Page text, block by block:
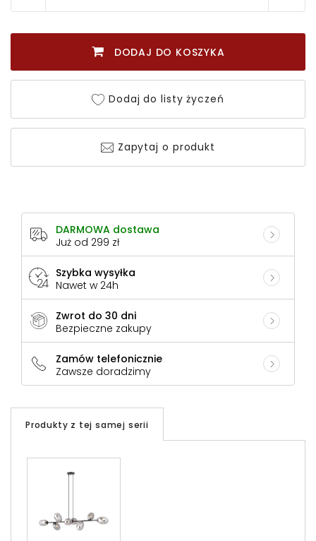
DODAJ DO KOSZYKA
Dodaj do listy życzeń
Zapytaj o produkt
DARMOWA dostawa
Już od 299 zł
Szybka wysyłka
Nawet w 24h
Zwrot do 30 dni
Bezpieczne zakupy
Zamów telefonicznie
Zawsze doradzimy
Produkty z tej samej serii